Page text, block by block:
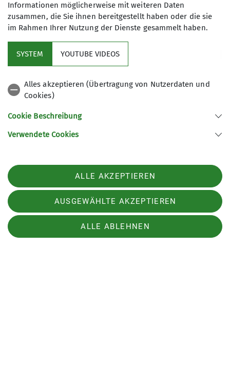
eine längere Pause, um die 3 Länder zu
bestaunen. Vor allem das Säntis-Massiv war
schon tief verschneit. Wir aber konnten in der
Sonne sitzen und das alles bestaunen.
Der Rückweg über Schindelberg kostete nochmal
Körner beim Aufstieg über die Ravensburger
Hütte. Leider war die Gastwirtschaft direkt beim
Sonnenstüble bei Bier und Kuchen. Es gibt immer
einen Weg!
Informationen möglicherweise mit weiteren Daten
zusammen, die Sie ihnen bereitgestellt haben oder die sie
im Rahmen Ihrer Nutzung der Dienste gesammelt haben.
SYSTEM YOUTUBE VIDEOS
Alles akzeptieren (Übertragung von Nutzerdaten und
Cookies)
Cookie Beschreibung
Verwendete Cookies
ALLE AKZEPTIEREN
AUSGEWÄHLTE AKZEPTIEREN
ALLE ABLEHNEN